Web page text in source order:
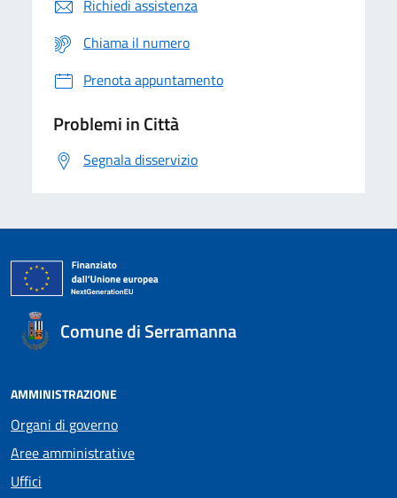
Richiedi assistenza
Chiama il numero
Prenota appuntamento
Problemi in Città
Segnala disservizio
Comune di Serramanna
AMMINISTRAZIONE
Organi di governo
Aree amministrative
Uffici